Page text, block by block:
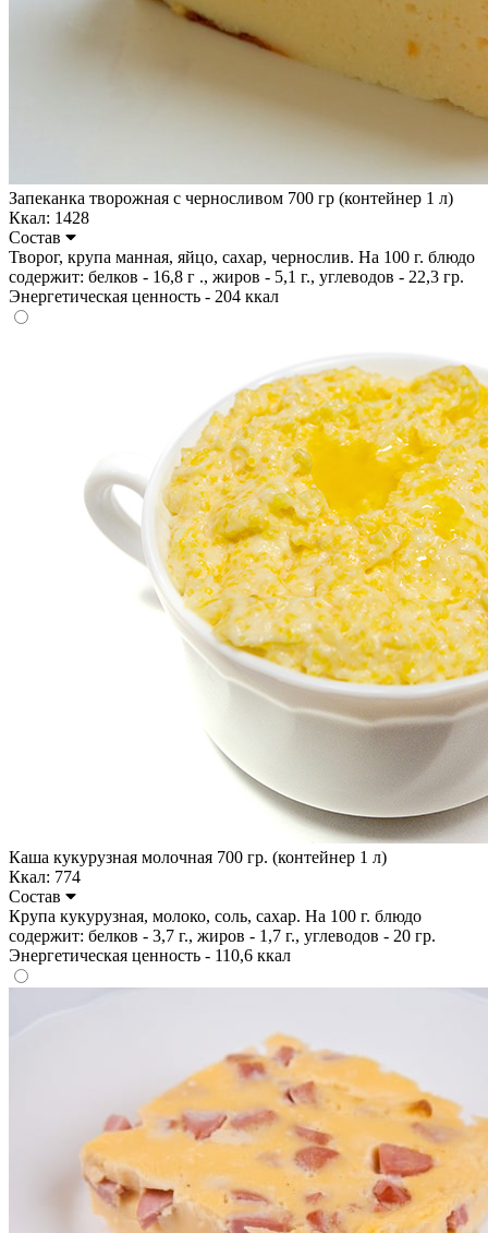
Запеканка творожная с черносливом 700 гр (контейнер 1 л)
Ккал: 1428
Состав
Творог, крупа манная, яйцо, сахар, чернослив. На 100 г. блюдо
содержит: белков - 16,8 г ., жиров - 5,1 г., углеводов - 22,3 гр.
Энергетическая ценность - 204 ккал
Каша кукурузная молочная 700 гр. (контейнер 1 л)
Ккал: 774
Состав
Крупа кукурузная, молоко, соль, сахар. На 100 г. блюдо
содержит: белков - 3,7 г., жиров - 1,7 г., углеводов - 20 гр.
Энергетическая ценность - 110,6 ккал